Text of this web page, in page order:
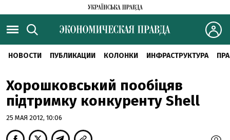
НОВОСТИ ПУБЛИКАЦИИ КОЛОНКИ ИНФРАСТРУКТУРА
Хорошковський пообіцяв
підтримку конкуренту Shell
25 МАЯ 2012, 10:06